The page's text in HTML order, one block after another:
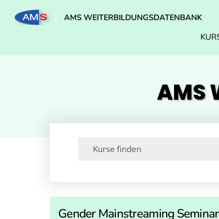
AMS WEITERBILDUNGSDATENBANK
AMS
Gender Mainstreaming